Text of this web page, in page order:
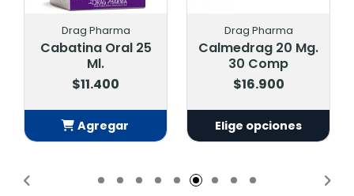
Drag Pharma
Cabatina Oral 25
Ml.
$11.400
Agregar
Drag Pharma
Calmedrag 20 Mg.
30 Comp
$16.900
Elige opciones